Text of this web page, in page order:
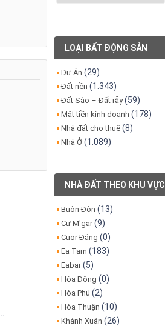
LOẠI BẤT ĐỘNG SẢN
Dự Án (29)
Đất nền (1.343)
Đất Sào – Đất rẫy(59)
Mặt tiền kinh doanh (178)
Nhà đất cho thuê (8)
Nhà Ở (1.089)
NHÀ ĐẤT THEO KHU VỰC
Buôn Đôn (13)
Cư M'gar(9)
Cuor Đăng (0)
Ea Tam (183)
Eabar(5)
Hòa Đông (0)
Hòa Phú (2)
Hòa Thuận (10)
Khánh Xuân (26)